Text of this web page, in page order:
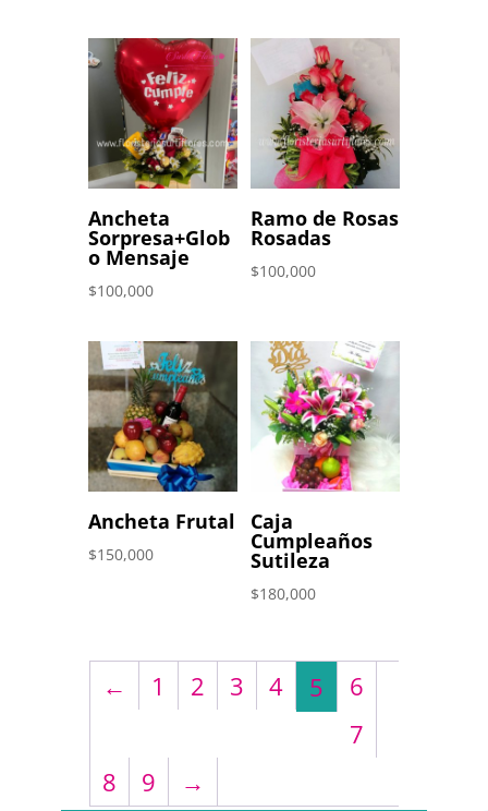
Ancheta
Sorpresa+Glob
o Mensaje
$100,000
Ramo de Rosas
Rosadas
$100,000
Ancheta Frutal
$150,000
Caja
Cumpleaños
Sutileza
$180,000
← 1 2 3 4 5
6
7
8
9 →